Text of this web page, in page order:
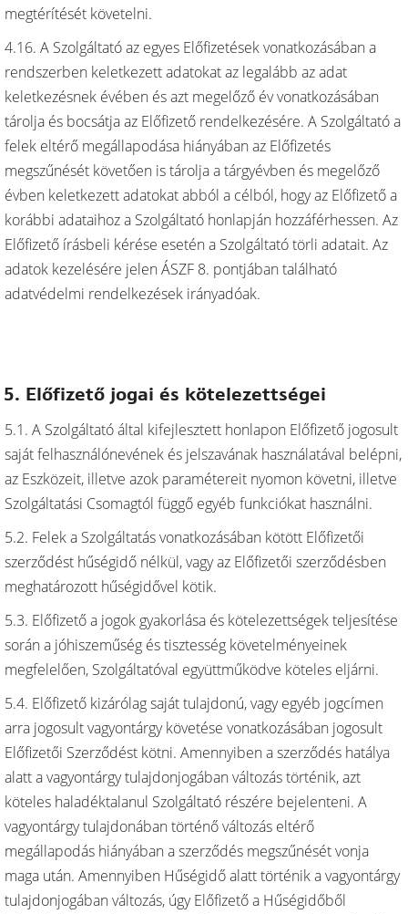
megtérítését követelni.
4.16. A Szolgáltató az egyes Előfizetések vonatkozásában a
rendszerben keletkezett adatokat az legalább az adat
keletkezésnek évében és azt megelőző év vonatkozásában
tárolja és bocsátja az Előfizető rendelkezésére. A Szolgáltató a
felek eltérő megállapodása hiányában az Előfizetés
megszűnését követően is tárolja a tárgyévben és megelőző
évben keletkezett adatokat abból a célból, hogy az Előfizető a
korábbi adataihoz a Szolgáltató honlapján hozzáférhessen. Az
Előfizető írásbeli kérése esetén a Szolgáltató törli adatait. Az
adatok kezelésére jelen ÁSZF 8. pontjában található
adatvédelmi rendelkezések irányadóak.
5. Előfizető jogai és kötelezettségei
5.1. A Szolgáltató által kifejlesztett honlapon Előfizető jogosult
saját felhasználónevének és jelszavának használatával belépni,
az Eszközeit, illetve azok paramétereit nyomon követni, illetve
Szolgáltatási Csomagtól függő egyéb funkciókat használni.
5.2. Felek a Szolgáltatás vonatkozásában kötött Előfizetői
szerződést hűségidő nélkül, vagy az Előfizetői szerződésben
meghatározott hűségidővel kötik.
5.3. Előfizető a jogok gyakorlása és kötelezettségek teljesítése
során a jóhiszeműség és tisztesség követelményeinek
megfelelően, Szolgáltatóval együttműködve köteles eljárni.
5.4. Előfizető kizárólag saját tulajdonú, vagy egyéb jogcímen
arra jogosult vagyontárgy követése vonatkozásában jogosult
Előfizetői Szerződést kötni. Amennyiben a szerződés hatálya
alatt a vagyontárgy tulajdonjogában változás történik, azt
köteles haladéktalanul Szolgáltató részére bejelenteni. A
vagyontárgy tulajdonában történő változás eltérő
megállapodás hiányában a szerződés megszűnését vonja
maga után. Amennyiben Hűségidő alatt történik a vagyontárgy
tulajdonjogában változás, úgy Előfizető a Hűségidőből